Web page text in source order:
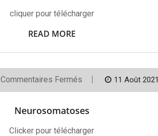
cliquer pour télécharger
READ MORE
Commentaires Fermés Sur
11 Août 2021
Neurosomatoses
Clicker pour télécharger